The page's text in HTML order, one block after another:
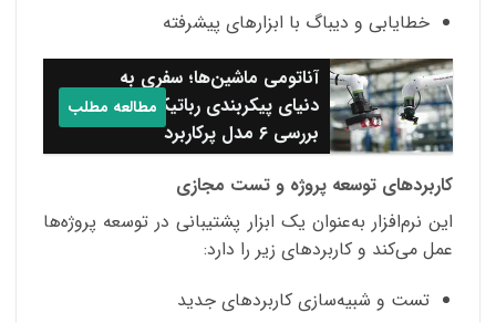
خطایابی و دیباگ با ابزارهای پیشرفته
آناتومی ماشین‌ها؛ سفری به
دنیای پیکربندی رباتیک +
بررسی ۶ مدل پرکاربرد
مطالعه مطلب
کاربردهای توسعه پروژه و تست مجازی
این نرم‌افزار به‌عنوان یک ابزار پشتیبانی در توسعه پروژه‌ها
عمل می‌کند و کاربردهای زیر را دارد:
تست و شبیه‌سازی کاربردهای جدید